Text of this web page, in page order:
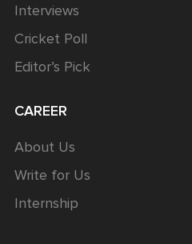
Interviews
Cricket Poll
Editor’s Pick
CAREER
About Us
Write for Us
Internship